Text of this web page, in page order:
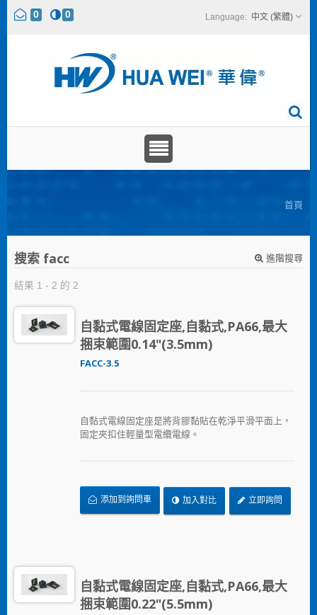
0 0 中文 (繁體)
首頁
搜索 facc 進階搜尋
結果 1 - 2 的 2
自黏式電線固定座,自黏式,PA66,最大
捆束範圍0.14"(3.5mm)
FACC-3.5
自黏式電線固定座是將背膠黏貼在乾淨平滑平面上，
固定夾扣住輕量型電纜電線。
添加到詢問車 加入對比 立即詢問
自黏式電線固定座,自黏式,PA66,最大
捆束範圍0.22"(5.5mm)